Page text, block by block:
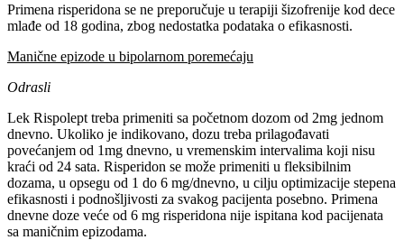
Primena risperidona se ne preporučuje u terapiji šizofrenije kod dece
mlađe od 18 godina, zbog nedostatka podataka o efikasnosti.
Manične epizode u bipolarnom poremećaju
Odrasli
Lek Rispolept treba primeniti sa početnom dozom od 2mg jednom
dnevno. Ukoliko je indikovano, dozu treba prilagođavati
povećanjem od 1mg dnevno, u vremenskim intervalima koji nisu
kraći od 24 sata. Risperidon se može primeniti u fleksibilnim
dozama, u opsegu od 1 do 6 mg/dnevno, u cilju optimizacije stepena
efikasnosti i podnošljivosti za svakog pacijenta posebno. Primena
dnevne doze veće od 6 mg risperidona nije ispitana kod pacijenata
sa maničnim epizodama.